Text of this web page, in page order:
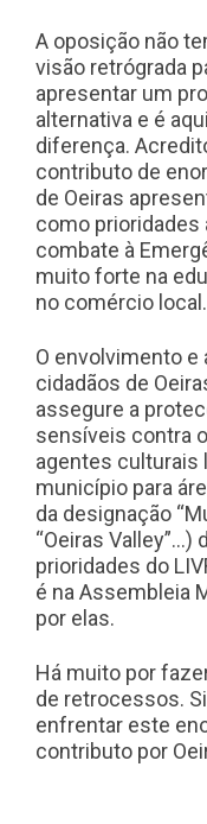
A oposição não
visão retrógrada
apresentar um
alternativa e é
diferença.
contributo de
de Oeiras
como prioridades
combate à
muito forte na
no comércio local.
O envolvimento e
cidadãos de
assegure a
sensíveis contra
agentes culturais
município para
da designação
“Oeiras Valley”…)
prioridades do
é na Assembleia
por elas.
Há muito por
de retrocessos.
enfrentar este
contributo por